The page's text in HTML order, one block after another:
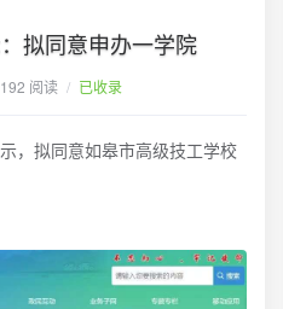
拟同意申办一学院
192 阅读 / 已收录
，拟同意如皋市高级技工学校